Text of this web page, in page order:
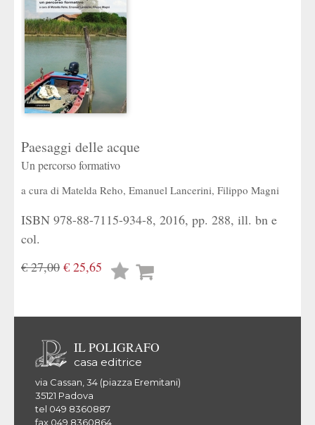
Paesaggi delle acque
Un percorso formativo
a cura di Matelda Reho, Emanuel Lancerini, Filippo Magni
ISBN 978-88-7115-934-8, 2016, pp. 288, ill. bn e
col.
€ 27,00 € 25,65
Lista
IL POLIGRAFO
casa editrice
via Cassan, 34 (piazza Eremitani)
35121 Padova
tel 049 8360887
fax 049 8360864